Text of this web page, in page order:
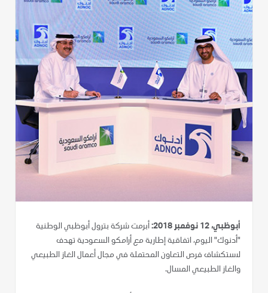
أبوظبي، 12 نوفمبر 2018:
أبرمت شركة بترول أبوظبي الوطنية
"أدنوك" اليوم، اتفاقية إطارية مع أرامكو السعودية تهدف
لاستكشاف فرص التعاون المحتملة في مجال أعمال الغاز الطبيعي
والغاز الطبيعي المسال.